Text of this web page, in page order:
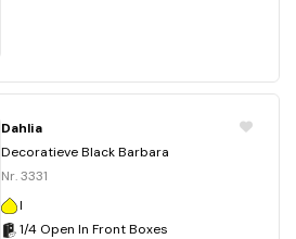
Dahlia
Decoratieve Black Barbara
Nr. 3331
I
1/4 Open In Front Boxes